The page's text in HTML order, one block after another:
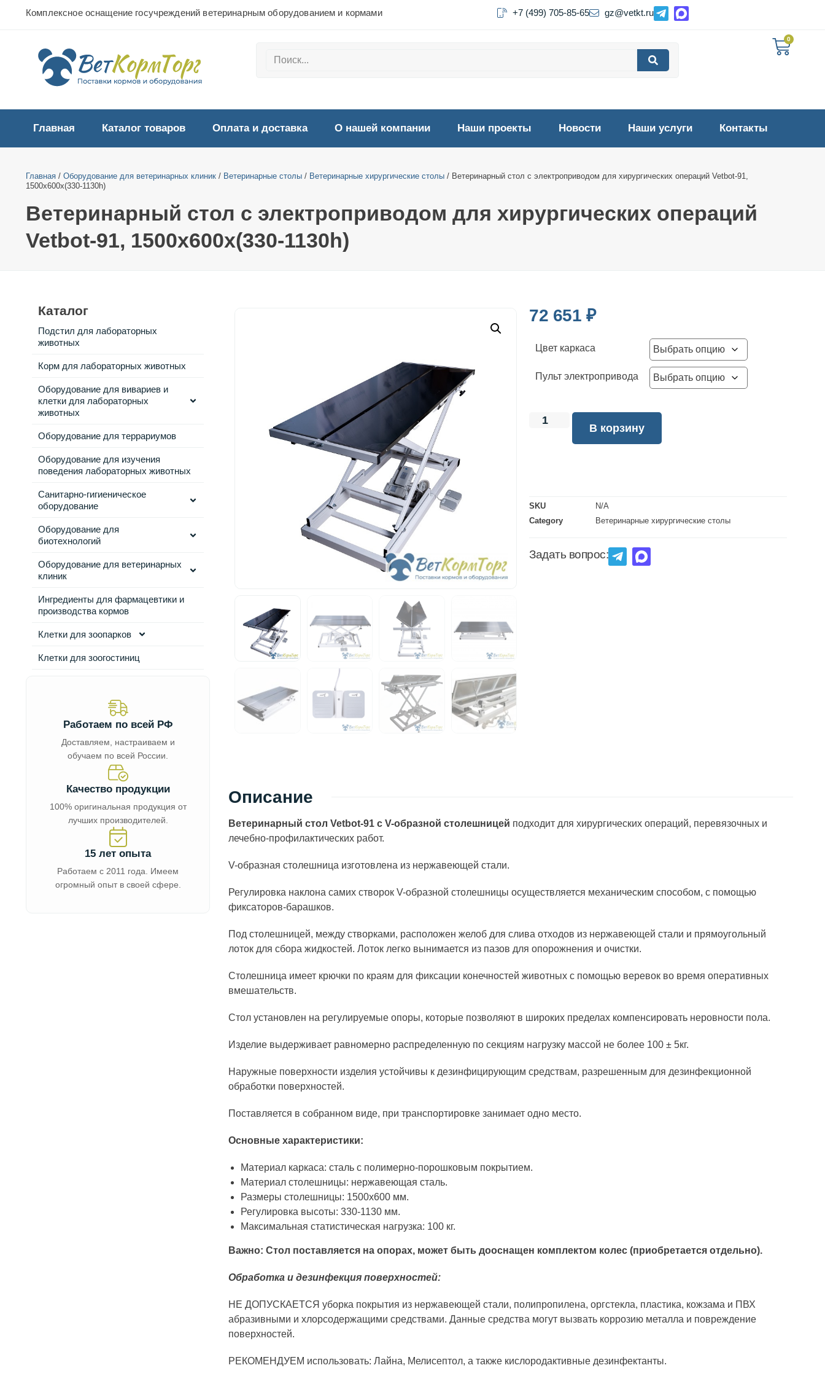
Комплексное оснащение госучреждений ветеринарным оборудованием и кормами +7 (499) 705-85-65 gz@vetkt.ru
0
Главная Каталог товаров Оплата и доставка О нашей компании Наши проекты Новости Наши услуги Контакты
Главная / Оборудование для ветеринарных клиник / Ветеринарные столы / Ветеринарные хирургические столы / Ветеринарный стол с электроприводом для хирургических операций Vetbot-91,
1500х600х(330-1130h)
Ветеринарный стол с электроприводом для хирургических операций
Vetbot-91, 1500х600х(330-1130h)
Каталог
Подстил для лабораторных
животных
Корм для лабораторных животных
Оборудование для вивариев и
клетки для лабораторных
животных
Оборудование для террариумов
Оборудование для изучения
поведения лабораторных животных
Санитарно-гигиеническое
оборудование
Оборудование для
биотехнологий
Оборудование для ветеринарных
клиник
Ингредиенты для фармацевтики и
производства кормов
Клетки для зоопарков
Клетки для зоогостиниц
Работаем по всей РФ
Доставляем, настраиваем и
обучаем по всей России.
Качество продукции
100% оригинальная продукция от
лучших производителей.
15 лет опыта
Работаем с 2011 года. Имеем
огромный опыт в своей сфере.
72 651 ₽
Цвет каркаса
Пульт электропривода
В корзину
SKU
N/A
Category
Ветеринарные хирургические столы
Задать вопрос:
Описание
Ветеринарный стол Vetbot-91 с V-образной столешницей подходит для хирургических операций, перевязочных и
лечебно-профилактических работ.
V-образная столешница изготовлена из нержавеющей стали.
Регулировка наклона самих створок V-образной столешницы осуществляется механическим способом, с помощью
фиксаторов-барашков.
Под столешницей, между створками, расположен желоб для слива отходов из нержавеющей стали и прямоугольный
лоток для сбора жидкостей. Лоток легко вынимается из пазов для опорожнения и очистки.
Столешница имеет крючки по краям для фиксации конечностей животных с помощью веревок во время оперативных
вмешательств.
Стол установлен на регулируемые опоры, которые позволяют в широких пределах компенсировать неровности пола.
Изделие выдерживает равномерно распределенную по секциям нагрузку массой не более 100 ± 5кг.
Наружные поверхности изделия устойчивы к дезинфицирующим средствам, разрешенным для дезинфекционной
обработки поверхностей.
Поставляется в собранном виде, при транспортировке занимает одно место.
Основные характеристики:
Материал каркаса: cталь с полимерно-порошковым покрытием.
Материал столешницы: нержавеющая сталь.
Размеры столешницы: 1500х600 мм.
Регулировка высоты: 330-1130 мм.
Максимальная статистическая нагрузка: 100 кг.
Важно: Стол поставляется на опорах, может быть дооснащен комплектом колес (приобретается отдельно).
Обработка и дезинфекция поверхностей:
НЕ ДОПУСКАЕТСЯ уборка покрытия из нержавеющей стали, полипропилена, оргстекла, пластика, кожзама и ПВХ
абразивными и хлорсодержащими средствами. Данные средства могут вызвать коррозию металла и повреждение
поверхностей.
РЕКОМЕНДУЕМ использовать: Лайна, Мелисептол, а также кислородактивные дезинфектанты.